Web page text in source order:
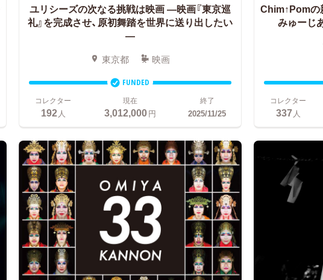
ユリシーズの次なる挑戦は映画 ―映画『東京巡
礼』を完成させ、原初舞踏を世界に送り出したい
―
東京都 映画
FUNDED
コレクター
192 人
現在
3,012,000円
終了
2025/11/25
Chim↑Pomの
みゅーじ
コレクター
337 人